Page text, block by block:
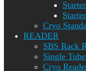
Cryo
READER
SBS Rack
Single
Cryo